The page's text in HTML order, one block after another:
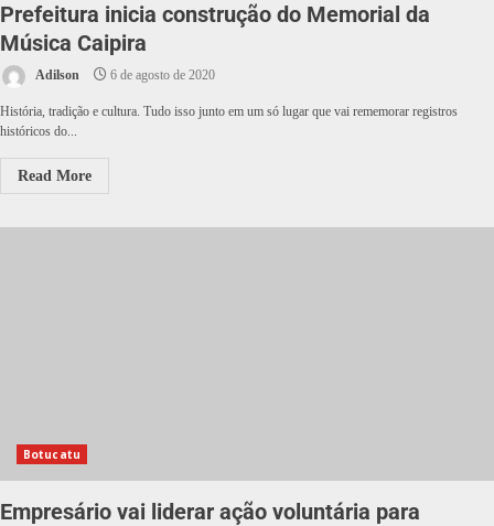
Prefeitura inicia construção do Memorial da
Música Caipira
Adilson 6 de agosto de 2020
História, tradição e cultura. Tudo isso junto em um só lugar que vai rememorar registros
históricos do...
Read More
Botucatu
Empresário vai liderar ação voluntária para